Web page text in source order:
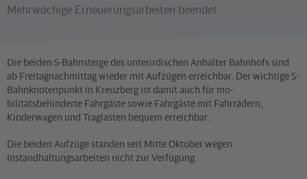
Mehrwöchige Erneuerungsarbeiten beendet
Die beiden S-Bahnsteige des unterirdischen Anhalter Bahnhofs sind
ab Freitagnachmittag wieder mit Aufzügen erreichbar. Der wichtige S-
Bahnknotenpunkt in Kreuzberg ist damit auch für mo-
bilitätsbehinderte Fahrgäste sowie Fahrgäste mit Fahrrädern,
Kinderwagen und Traglasten bequem erreichbar.
Die beiden Aufzüge standen seit Mitte Oktober wegen
Instandhaltungsarbeiten nicht zur Verfügung.